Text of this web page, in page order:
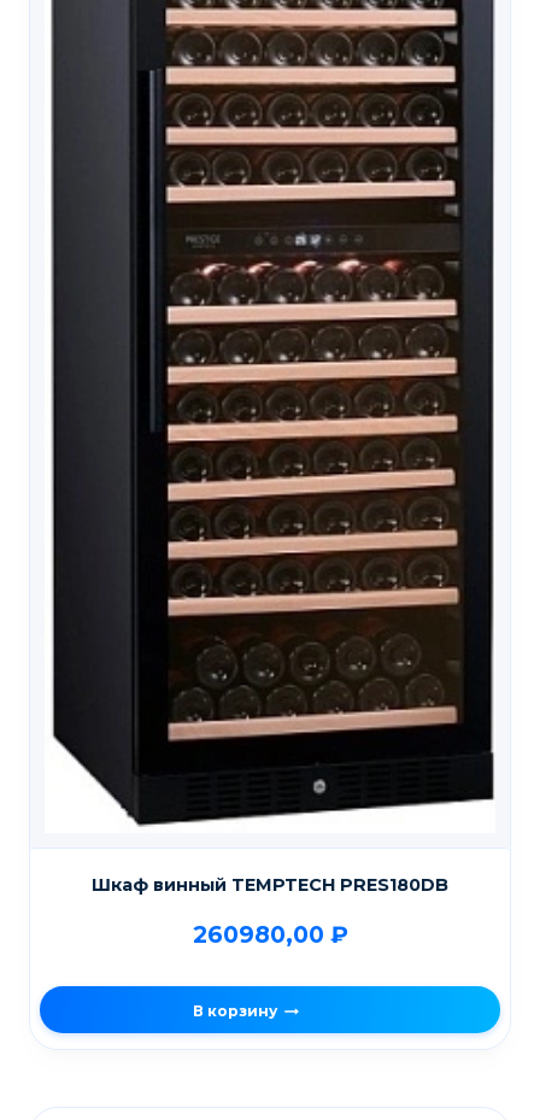
Шкаф винный TEMPTECH PRES180DB
260980,00 ₽
В корзину